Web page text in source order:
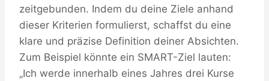
zeitgebunden. Indem du deine Ziele anhand
dieser Kriterien formulierst, schaffst du eine
klare und präzise Definition deiner Absichten.
Zum Beispiel könnte ein SMART-Ziel lauten:
„Ich werde innerhalb eines Jahres drei Kurse